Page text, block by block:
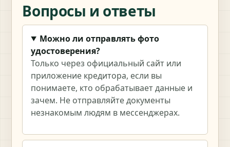
Вопросы и ответы
Можно ли отправлять фото
удостоверения?
Только через официальный сайт или
приложение кредитора, если вы
понимаете, кто обрабатывает данные и
зачем. Не отправляйте документы
незнакомым людям в мессенджерах.